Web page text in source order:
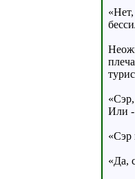
Или -
«Сэр
«Да,